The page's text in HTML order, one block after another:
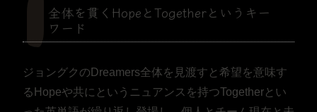
全体を貫くHopeとTogetherというキー
ワード
ジョングクのDreamers全体を見渡すと希望を意味す
るHopeや共にというニュアンスを持つTogetherとい